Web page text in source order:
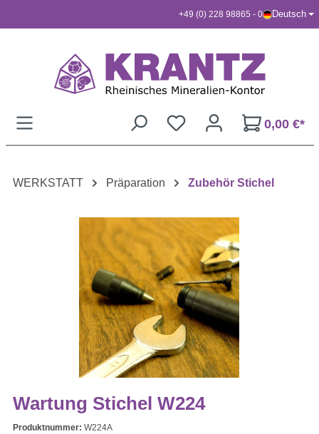
+49 (0) 228 98865 - 0 Deutsch
0,00 €*
WERKSTATT Präparation Zubehör Stichel
Wartung Stichel W224
Produktnummer: W224A